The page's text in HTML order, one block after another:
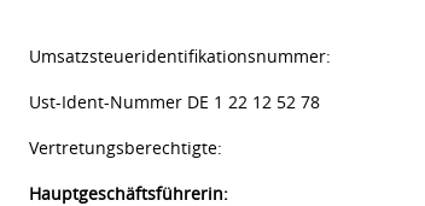
Umsatzsteueridentifikationsnummer:
Ust-Ident-Nummer DE 1 22 12 52 78
Vertretungsberechtigte:
Hauptgeschäftsführerin: